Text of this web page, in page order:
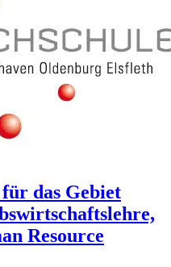
das Gebiet
Resource